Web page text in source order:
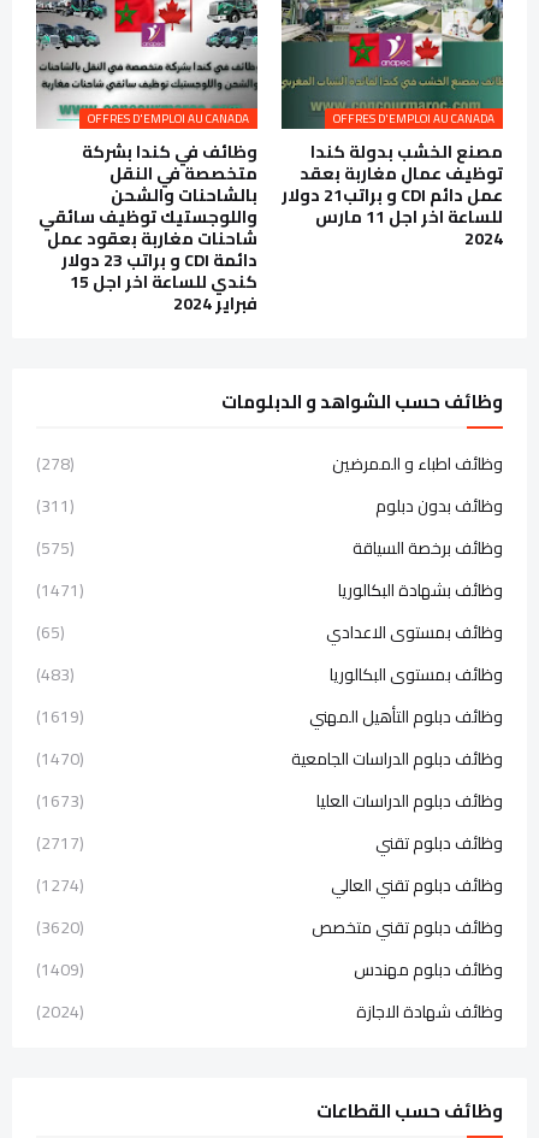
OFFRES D'EMPLOI AU CANADA
مصنع الخشب بدولة كندا
توظيف عمال مغاربة بعقد
عمل دائم CDI و براتب21 دولار
للساعة اخر اجل 11 مارس
2024
OFFRES D'EMPLOI AU CANADA
وظائف في كندا بشركة
متخصصة في النقل
بالشاحنات والشحن
واللوجستيك توظيف سائقي
شاحنات مغاربة بعقود عمل
دائمة CDI و براتب 23 دولار
كندي للساعة اخر اجل 15
فبراير 2024
وظائف حسب الشواهد و الدبلومات
وظائف اطباء و الممرضين
(278)
وظائف بدون دبلوم
(311)
وظائف برخصة السياقة
(575)
وظائف بشهادة البكالوريا
(1471)
وظائف بمستوى الاعدادي
(65)
وظائف بمستوى البكالوريا
(483)
وظائف دبلوم التأهيل المهني
(1619)
وظائف دبلوم الدراسات الجامعية
(1470)
وظائف دبلوم الدراسات العليا
(1673)
وظائف دبلوم تقني
(2717)
وظائف دبلوم تقني العالي
(1274)
وظائف دبلوم تقني متخصص
(3620)
وظائف دبلوم مهندس
(1409)
وظائف شهادة الاجازة
(2024)
وظائف حسب القطاعات